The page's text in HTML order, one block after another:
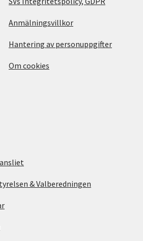
Anmälningsvillkor
Hantering av personuppgifter
Om cookies
& Valberedningen